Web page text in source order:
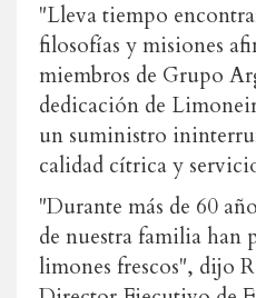
"Lleva tiempo
filosofías y misiones
miembros de Grupo
dedicación de
un suministro
calidad cítrica y
"Durante más de 60
de nuestra familia han
limones frescos", dijo